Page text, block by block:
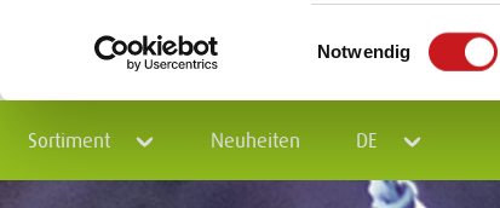
Einwilligungsauswahl
Notwendig
Sortiment Neuheiten DE